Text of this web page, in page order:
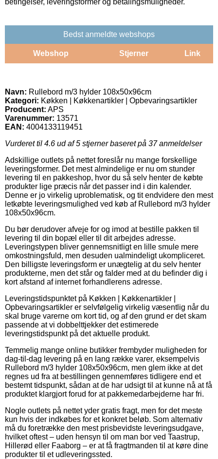
Bedst anmeldte webshops
Webshop Stjerner Link
Navn: Rullebord m/3 hylder 108x50x96cm
Kategori: Køkken | Køkkenartikler | Opbevaringsartikler
Producent: APS
Varenummer: 13571
EAN: 4004133119451
Vurderet til 4.6 ud af 5 stjerner baseret på 37anmeldelser
Adskillige outlets på nettet foreslår nu mange forskellige
leveringsformer. Det mest almindelige er nu om stunder
levering til en pakkeshop, hvor du så selv henter de købte
produkter lige præcis når det passer ind i din kalender.
Denne er jo virkelig uproblematisk, og tit endvidere den mest
letkøbte leveringsmulighed ved køb af Rullebord m/3 hylder
108x50x96cm.
Du bør derudover afveje for og imod at bestille pakken til
levering til din bopæl eller til dit arbejdes adresse.
Leveringstypen bliver gennemsnitligt en lille smule mere
omkostningsfuld, men desuden ualmindeligt ukompliceret.
Den billigste leveringsform er unægtelig at du selv henter
produkterne, men det står og falder med at du befinder dig i
kort afstand af internet forhandlerens adresse.
Leveringstidspunktet på Køkken | Køkkenartikler |
Opbevaringsartikler er selvfølgelig virkelig væsentlig når du
skal bruge varerne om kort tid, og af den grund er det skam
passende at vi dobbelttjekker det estimerede
leveringstidspunkt på det aktuelle produkt.
Temmelig mange online butikker frembyder muligheden for
dag-til-dag levering på en lang række varer, eksempelvis
Rullebord m/3 hylder 108x50x96cm, men glem ikke at det
regnes ud fra at bestillingen gennemføres tidligere end et
bestemt tidspunkt, sådan at de har udsigt til at kunne nå at få
produktet klargjort forud for at pakkemedarbejderne har fri.
Nogle outlets på nettet yder gratis fragt, men for det meste
kun hvis der indkøbes for et konkret beløb. Som alternativ
må du foretrække den mest prisbevidste leveringsudgave,
hvilket oftest – uden hensyn til om man bor ved Taastrup,
Hillerød eller Faaborg – er at få fragtmanden til at køre dine
produkter til et udleveringssted.